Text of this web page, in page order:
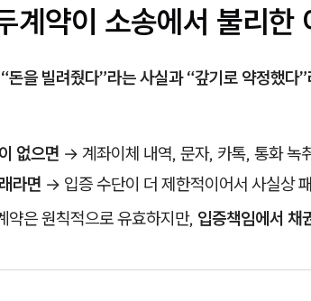
계약이 소송에서 불리한
“돈을 빌려줬다”라는 사실과 “갚기로 약정했다”
없으면 → 계좌이체 내역, 문자, 카톡, 통화 녹
라면 → 입증 수단이 더 제한적이어서 사실상
약은 원칙적으로 유효하지만, 입증책임에서 채